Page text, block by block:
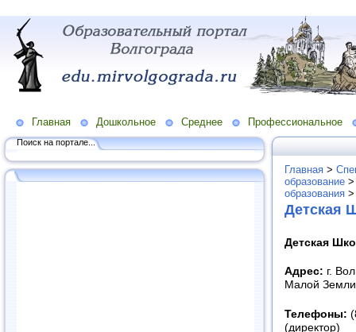
Главная Дошкольное Среднее Профессиональное
Поиск на портале...
Главная >
образование
образования
Детская
Детская
Адрес: г.
Малой
Телефоны:
(директор)